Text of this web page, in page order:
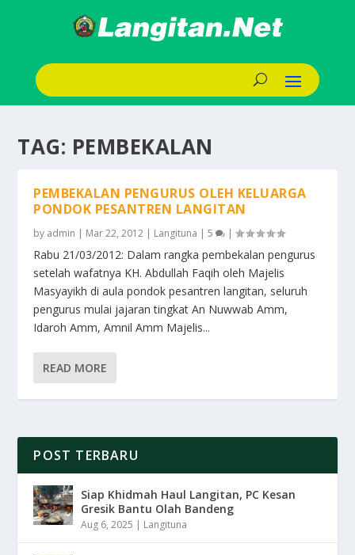
TAG: PEMBEKALAN
PEMBEKALAN PENGURUS OLEH KELUARGA
PONDOK PESANTREN LANGITAN
by admin | Mar 22, 2012 | Langituna |5 |
Rabu 21/03/2012: Dalam rangka pembekalan pengurus
setelah wafatnya KH. Abdullah Faqih oleh Majelis
Masyayikh di aula pondok pesantren langitan, seluruh
pengurus mulai jajaran tingkat An Nuwwab Amm,
Idaroh Amm, Amnil Amm Majelis...
READ MORE
POST TERBARU
Siap Khidmah Haul Langitan, PC Kesan
Gresik Bantu Olah Bandeng
Aug 6, 2025 | Langituna